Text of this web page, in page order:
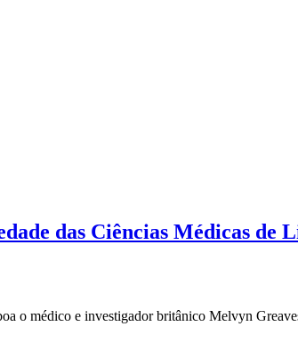
das Ciências Médicas de
o médico e investigador britânico Melvyn